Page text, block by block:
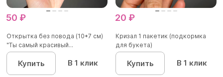
50 ₽
Открытка без повода (10*7 см)
"Ты самый красивый...
Купить В 1 клик
20 ₽
Кризал 1 пакетик (подкормка
для букета)
Купить В 1 клик